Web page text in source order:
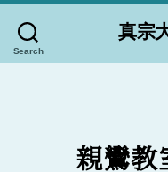
Search
真宗
親鸞教